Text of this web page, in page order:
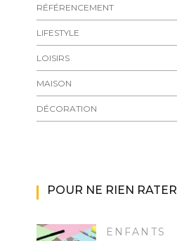
RÉFÉRENCEMENT
LIFESTYLE
LOISIRS
MAISON
DÉCORATION
POUR NE RIEN RATER
ENFANTS